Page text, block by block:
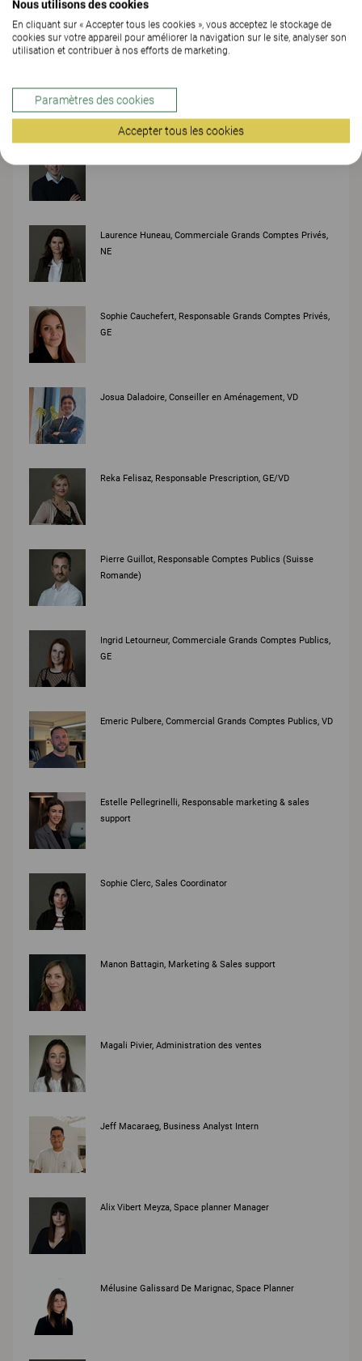
Laurence Huneau, Commerciale Grands Comptes Privés,
NE
Sophie Cauchefert, Responsable Grands Comptes Privés,
GE
Josua Daladoire, Conseiller en Aménagement, VD
Reka Felisaz, Responsable Prescription, GE/VD
Pierre Guillot, Responsable Comptes Publics (Suisse
Romande)
Ingrid Letourneur, Commerciale Grands Comptes Publics,
GE
Emeric Pulbere, Commercial Grands Comptes Publics, VD
Estelle Pellegrinelli, Responsable marketing & sales
support
Sophie Clerc, Sales Coordinator
Manon Battagin, Marketing & Sales support
Magali Pivier, Administration des ventes
Jeff Macaraeg, Business Analyst Intern
Alix Vibert Meyza, Space planner Manager
Mélusine Galissard De Marignac, Space Planner
Nous utilisons des cookies
En cliquant sur « Accepter tous les cookies », vous acceptez le stockage de
cookies sur votre appareil pour améliorer la navigation sur le site, analyser son
utilisation et contribuer à nos efforts de marketing.
Paramètres des cookies
Accepter tous les cookies